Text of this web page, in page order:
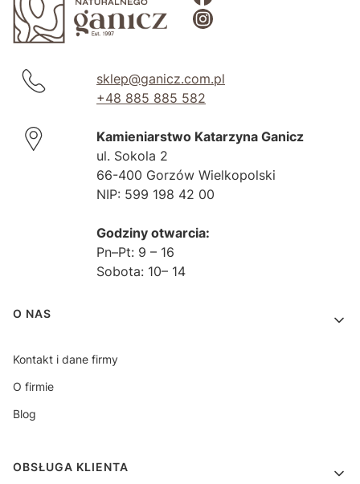
sklep@ganicz.com.pl
+48 885 885 582
Kamieniarstwo Katarzyna Ganicz
ul. Sokola 2
66-400 Gorzów Wielkopolski
NIP: 599 198 42 00
Godziny otwarcia:
Pn–Pt: 9 – 16
Sobota: 10– 14
Linki w stopce
O NAS
Kontakt i dane firmy
O firmie
Blog
OBSŁUGA KLIENTA